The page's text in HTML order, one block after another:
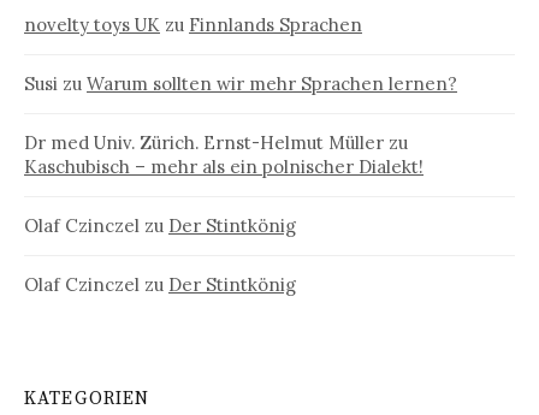
novelty toys UK zu Finnlands Sprachen
Susi zu Warum sollten wir mehr Sprachen lernen?
Dr med Univ. Zürich. Ernst-Helmut Müller zu
Kaschubisch – mehr als ein polnischer Dialekt!
Olaf Czinczel zu Der Stintkönig
Olaf Czinczel zu Der Stintkönig
KATEGORIEN